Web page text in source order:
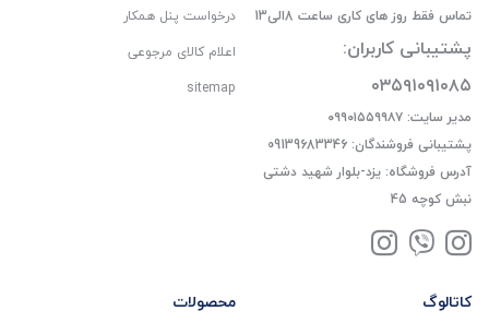
تماس فقط روز های کاری ساعت 8الی13
پشتیبانی کاربران:
۰۳۵۹۱۰۹۱۰۸۵
مدیر سایت: ۰۹۹۰۱۵۵۹۹۸۷
پشتیبانی فروشندگان: 09139683346
آدرس فروشگاه: یزد-بلوار شهید دشتی
نبش کوچه 45
درخواست پنل همکار
اعلام کالای مرجوعی
sitemap
کاتالوگ محصولات